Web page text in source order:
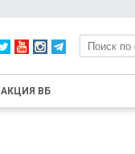
АКЦИЯ ВБ